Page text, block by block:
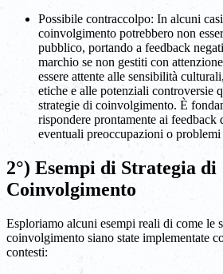
Possibile contraccolpo: In alcuni
coinvolgimento potrebbero non
pubblico, portando a feedback
marchio se non gestiti con
essere attente alle sensibilità
etiche e alle potenziali controversie
strategie di coinvolgimento. È
rispondere prontamente ai
eventuali preoccupazioni o problemi
2°) Esempi di Strategia di
Coinvolgimento
Esploriamo alcuni esempi reali di come le
coinvolgimento siano state implementate
contesti: